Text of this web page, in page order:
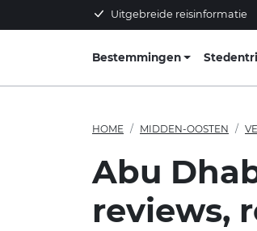
Uitgebreide reisinformatie
Bestemmingen
HOME MIDDEN-OOSTEN
Abu
reviews,